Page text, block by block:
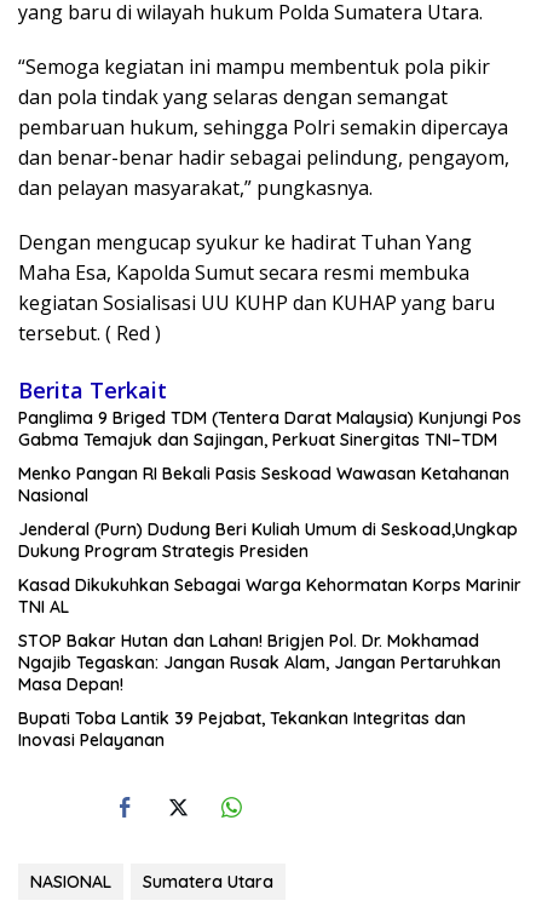
yang baru di wilayah hukum Polda Sumatera Utara.
“Semoga kegiatan ini mampu membentuk pola pikir
dan pola tindak yang selaras dengan semangat
pembaruan hukum, sehingga Polri semakin dipercaya
dan benar-benar hadir sebagai pelindung, pengayom,
dan pelayan masyarakat,” pungkasnya.
Dengan mengucap syukur ke hadirat Tuhan Yang
Maha Esa, Kapolda Sumut secara resmi membuka
kegiatan Sosialisasi UU KUHP dan KUHAP yang baru
tersebut. ( Red )
Berita Terkait
Panglima 9 Briged TDM (Tentera Darat Malaysia) Kunjungi Pos
Gabma Temajuk dan Sajingan, Perkuat Sinergitas TNI–TDM
Menko Pangan RI Bekali Pasis Seskoad Wawasan Ketahanan
Nasional
Jenderal (Purn) Dudung Beri Kuliah Umum di Seskoad,Ungkap
Dukung Program Strategis Presiden
Kasad Dikukuhkan Sebagai Warga Kehormatan Korps Marinir
TNI AL
STOP Bakar Hutan dan Lahan! Brigjen Pol. Dr. Mokhamad
Ngajib Tegaskan: Jangan Rusak Alam, Jangan Pertaruhkan
Masa Depan!
Bupati Toba Lantik 39 Pejabat, Tekankan Integritas dan
Inovasi Pelayanan
NASIONAL Sumatera Utara